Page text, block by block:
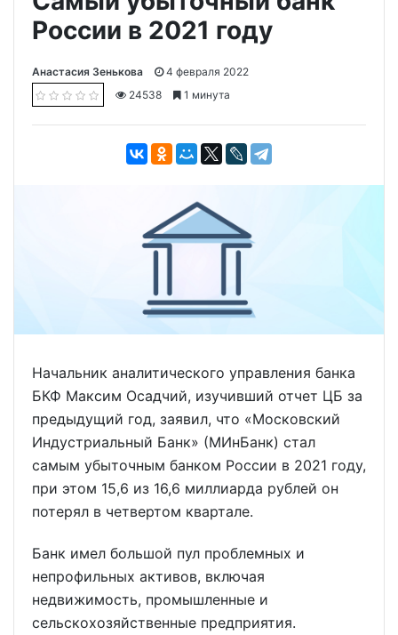
России в 2021 году
Анастасия Зенькова
4 февраля 2022
24538
1 минута
Начальник аналитического управления банка
БКФ Максим Осадчий, изучивший отчет ЦБ за
предыдущий год, заявил, что «Московский
Индустриальный Банк» (МИнБанк) стал
самым убыточным банком России в 2021 году,
при этом 15,6 из 16,6 миллиарда рублей он
потерял в четвертом квартале.
Банк имел большой пул проблемных и
непрофильных активов, включая
недвижимость, промышленные и
сельскохозяйственные предприятия.